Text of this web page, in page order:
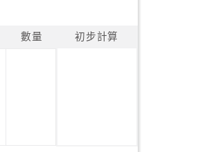
數量 初步計算